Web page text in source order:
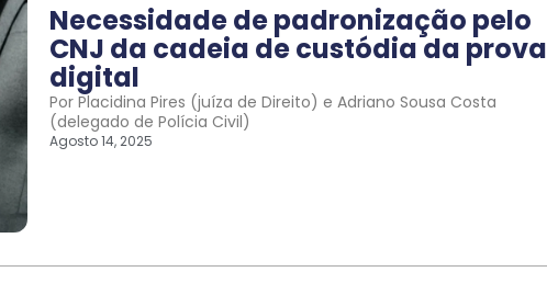
Necessidade de padronização pelo
CNJ da cadeia de custódia da prova
digital
Por Placidina Pires (juíza de Direito) e Adriano Sousa Costa
(delegado de Polícia Civil)
Agosto 14, 2025